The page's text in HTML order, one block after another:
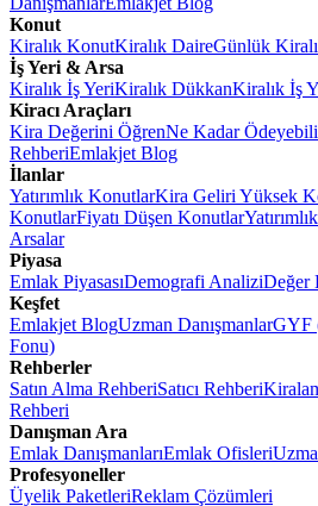
Konut
Kiralık KonutKiralık DaireGünlük
İş Yeri & Arsa
Kiralık İş YeriKiralık DükkanKiralık İş
Kiracı Araçları
Kira Değerini ÖğrenNe Kadar
RehberiEmlakjet Blog
İlanlar
Yatırımlık KonutlarKira Geliri Yüksek
KonutlarFiyatı Düşen Konutlar
Arsalar
Piyasa
Emlak PiyasasıDemografi AnaliziDeğer
Keşfet
Emlakjet BlogUzman DanışmanlarGYF
Fonu)
Rehberler
Satın Alma RehberiSatıcı Rehberi
Rehberi
Danışman Ara
Emlak DanışmanlarıEmlak Ofisleri
Profesyoneller
Üyelik PaketleriReklam Çözümleri